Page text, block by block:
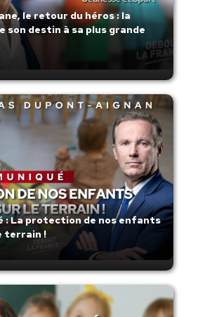
le retour du héros : la
son destin à sa plus grande
: La protection de nos enfants
terrain !